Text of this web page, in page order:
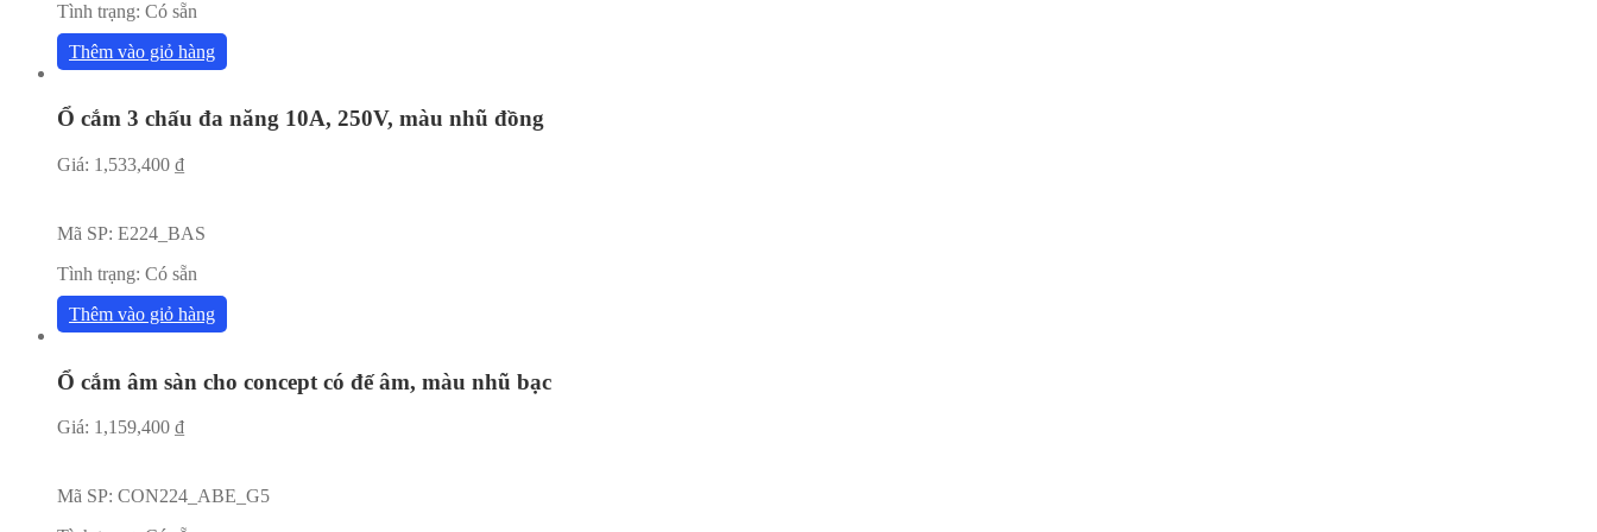
Tình trạng: Có sẵn
Thêm vào giỏ hàng
Ổ cắm 3 chấu đa năng 10A, 250V, màu nhũ đồng
Giá: 1,533,400 ₫
Mã SP: E224_BAS
Tình trạng: Có sẵn
Thêm vào giỏ hàng
Ổ cắm âm sàn cho concept có đế âm, màu nhũ bạc
Giá: 1,159,400 ₫
Mã SP: CON224_ABE_G5